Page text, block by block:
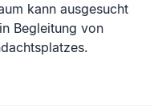
kann ausgesucht
Begleitung von